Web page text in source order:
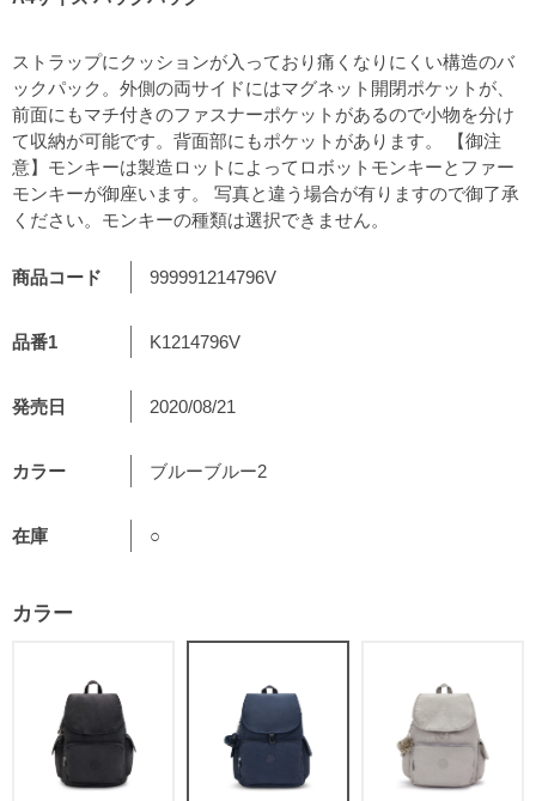
商品コード 999991214796V
品番1 K1214796V
発売日 2020/08/21
カラー ブルーブルー2
在庫 ○
カラー
ストラップにクッションが入っており痛くなりにくい構造のバ
ックパック。外側の両サイドにはマグネット開閉ポケットが、
前面にもマチ付きのファスナーポケットがあるので小物を分け
て収納が可能です。背面部にもポケットがあります。 【御注
意】モンキーは製造ロットによってロボットモンキーとファー
モンキーが御座います。 写真と違う場合が有りますので御了承
ください。モンキーの種類は選択できません。